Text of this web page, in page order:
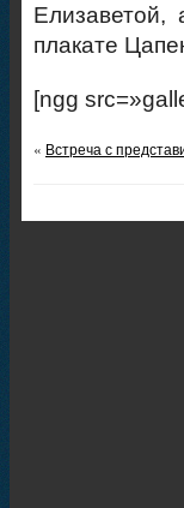
плакате
[ngg
« Встреча с